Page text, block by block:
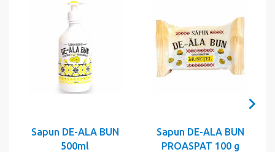
Sapun DE-ALA BUN
500ml
Sapun DE-ALA BUN
PROASPAT 100 g